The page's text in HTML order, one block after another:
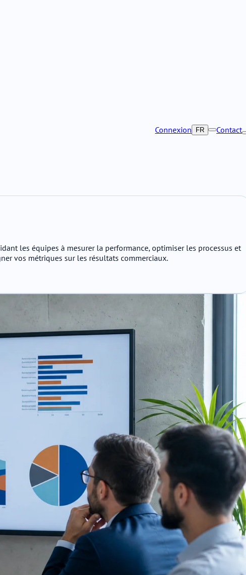
Connexion FR Contact
les équipes à mesurer la performance, optimiser les processus et
vos métriques sur les résultats commerciaux.